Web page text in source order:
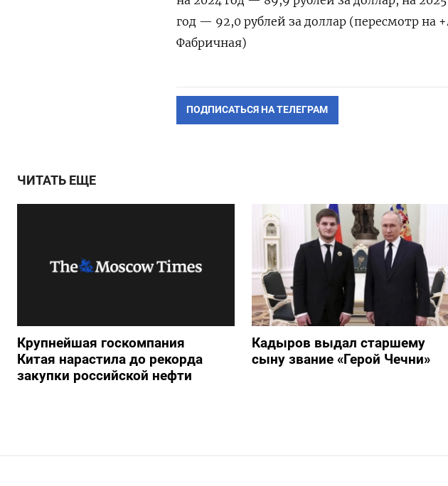
год — 92,0 рублей за доллар (пересмотр на
Фабричная)
ПОДПИСАТЬСЯ НА ТЕЛЕГРАМ
ЧИТАТЬ ЕЩЕ
Крупнейшая госкомпания
Китая нарастила до рекорда
закупки российской нефти
Кадыров выдал старшему
сыну звание «Герой Чечни»